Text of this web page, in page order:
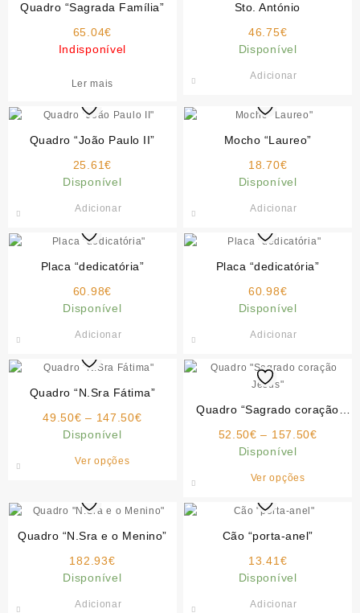
Quadro “Sagrada Família”
65.04€
Indisponível
Ler mais
Sto. António
46.75€
Disponível
Adicionar
Quadro “João Paulo II”
25.61€
Disponível
Adicionar
Mocho “Laureo”
18.70€
Disponível
Adicionar
Placa “dedicatória”
60.98€
Disponível
Adicionar
Placa “dedicatória”
60.98€
Disponível
Adicionar
Quadro “N.Sra Fátima”
49.50€ – 147.50€Price
Disponível
Ver opções
multiple
The
Quadro “Sagrado coração
52.50€ – 157.50€Price
Disponível
Ver opções
has
Quadro “N.Sra e o Menino”
182.93€
Disponível
Adicionar
Cão “porta-anel”
13.41 €
Disponível
Adicionar